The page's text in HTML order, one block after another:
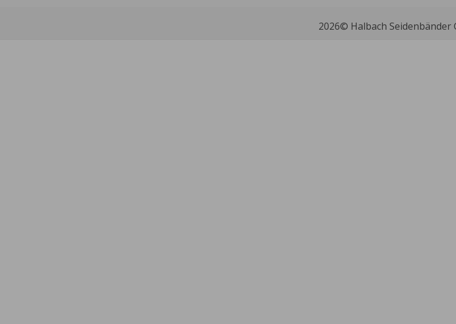
2026© Halbach Seidenbänder